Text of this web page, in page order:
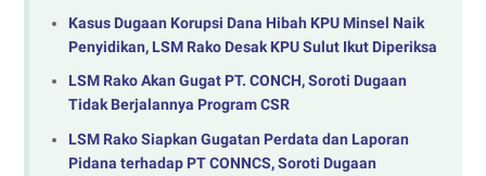
Kasus Dugaan Korupsi Dana Hibah KPU Minsel Naik
Penyidikan, LSM Rako Desak KPU Sulut Ikut Diperiksa
LSM Rako Akan Gugat PT. CONCH, Soroti Dugaan
Tidak Berjalannya Program CSR
LSM Rako Siapkan Gugatan Perdata dan Laporan
Pidana terhadap PT CONNCS, Soroti Dugaan